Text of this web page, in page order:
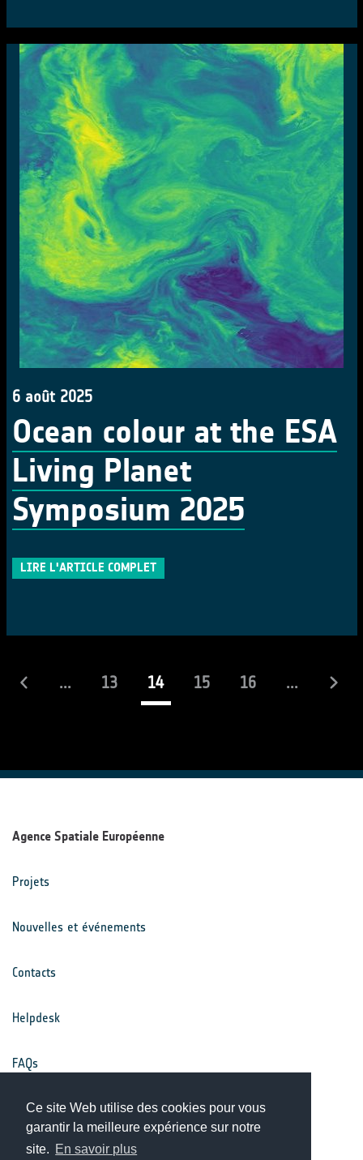
Ce site Web utilise des cookies pour vous
garantir la meilleure expérience sur notre
site. En savoir plus
6 août 2025
Ocean colour at the ESA
Living Planet
Symposium 2025
LIRE L'ARTICLE COMPLET
... 13 14(actuel)
15 16 ...
Agence Spatiale Européenne
Projets
Nouvelles et événements
Contacts
Helpdesk
FAQs
Conditions générales
Avis de confidentialité